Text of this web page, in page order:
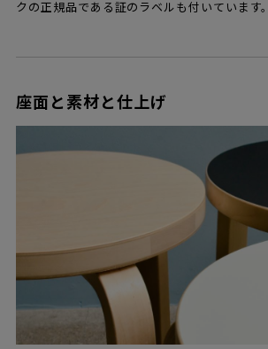
クの正規品である証のラベルも付いています。
座面と素材と仕上げ